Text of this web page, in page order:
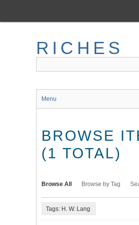
main
RICHES
Menu
BROWSE
(1 TOTAL)
Browse All Browse by Tag
Tags: H. W. Lang